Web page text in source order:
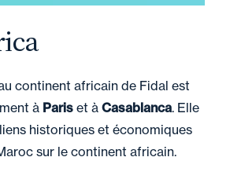
continent africain de Fidal est
à Paris et à Casablanca. Elle
historiques et économiques
sur le continent africain.